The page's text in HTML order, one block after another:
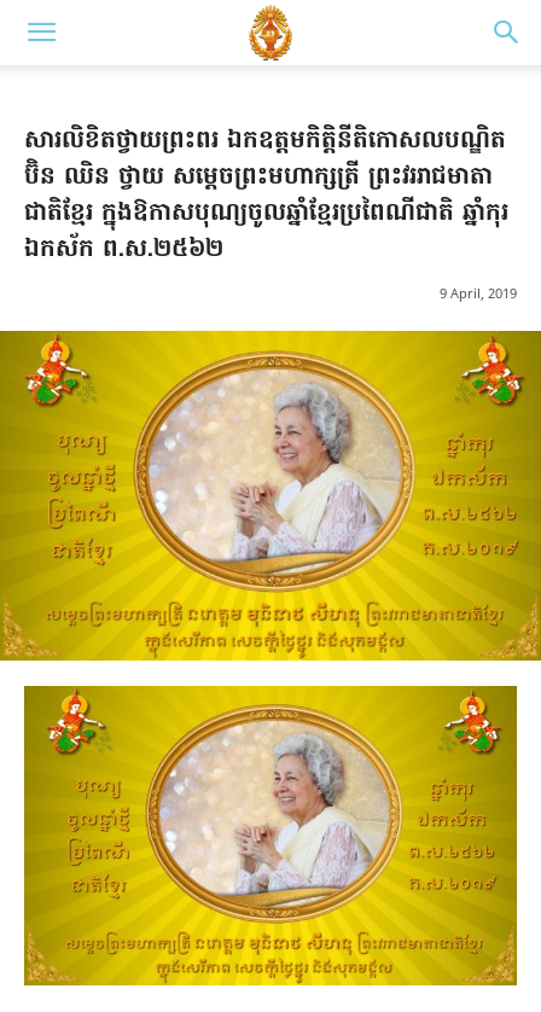
សារលិខិតថ្វាយព្រះពរ ឯកឧត្តមកិត្តិនីតិកោសលបណ្ឌិត
ប៊ិន ឈិន ថ្វាយ សម្តេចព្រះមហាក្សត្រី ព្រះវររាជមាតា
ជាតិខ្មែរ ក្នុងឱកាសបុណ្យចូលឆ្នាំខ្មែរប្រពៃណីជាតិ ឆ្នាំកុរ
ឯកស័ក ព.ស.២៥៦២
9 April, 2019